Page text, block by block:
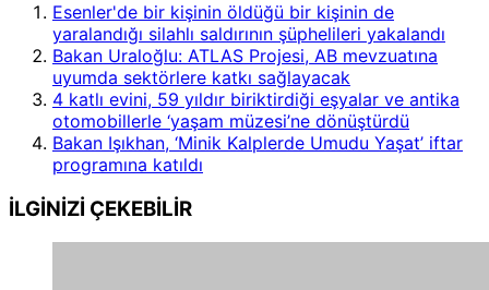
Esenler'de bir kişinin öldüğü bir kişinin de
yaralandığı silahlı saldırının şüphelileri yakalandı
Bakan Uraloğlu: ATLAS Projesi, AB mevzuatına
uyumda sektörlere katkı sağlayacak
4 katlı evini, 59 yıldır biriktirdiği eşyalar ve antika
otomobillerle ‘yaşam müzesi’ne dönüştürdü
Bakan Işıkhan, ‘Minik Kalplerde Umudu Yaşat’ iftar
programına katıldı
İLGİNİZİ ÇEKEBİLİR